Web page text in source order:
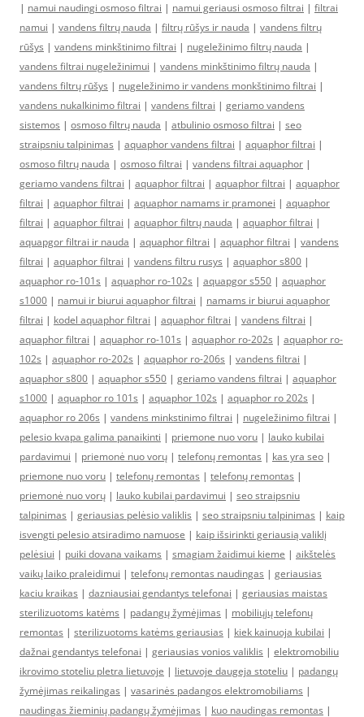
| namui naudingi osmoso filtrai | namui geriausi osmoso filtrai | filtrai
namui | vandens filtrų nauda | filtrų rūšys ir nauda | vandens filtrų
rūšys | vandens minkštinimo filtrai | nugeležinimo filtrų nauda |
vandens filtrai nugeležinimui | vandens minkštinimo filtrų nauda |
vandens filtrų rūšys | nugeležinimo ir vandens monkštinimo filtrai |
vandens nukalkinimo filtrai | vandens filtrai | geriamo vandens
sistemos | osmoso filtrų nauda | atbulinio osmoso filtrai | seo
straipsniu talpinimas | aquaphor vandens filtrai | aquaphor filtrai |
osmoso filtrų nauda | osmoso filtrai | vandens filtrai aquaphor |
geriamo vandens filtrai | aquaphor filtrai | aquaphor filtrai | aquaphor
filtrai | aquaphor filtrai | aquaphor namams ir pramonei | aquaphor
filtrai | aquaphor filtrai | aquaphor filtrų nauda | aquaphor filtrai |
aquapgor filtrai ir nauda | aquaphor filtrai | aquaphor filtrai | vandens
filtrai | aquaphor filtrai | vandens filtru rusys | aquaphor s800 |
aquaphor ro-101s | aquaphor ro-102s | aquapgor s550 | aquaphor
s1000 | namui ir biurui aquaphor filtrai | namams ir biurui aquaphor
filtrai | kodel aquaphor filtrai | aquaphor filtrai | vandens filtrai |
aquaphor filtrai | aquaphor ro-101s | aquaphor ro-202s | aquaphor ro-
102s | aquaphor ro-202s | aquaphor ro-206s | vandens filtrai |
aquaphor s800 | aquaphor s550 | geriamo vandens filtrai | aquaphor
s1000 | aquaphor ro 101s | aquaphor 102s | aquaphor ro 202s |
aquaphor ro 206s | vandens minkstinimo filtrai | nugeležinimo filtrai |
pelesio kvapa galima panaikinti | priemone nuo voru | lauko kubilai
pardavimui | priemonė nuo vorų | telefonų remontas | kas yra seo |
priemone nuo voru | telefonų remontas | telefonų remontas |
priemonė nuo vorų | lauko kubilai pardavimui | seo straipsniu
talpinimas | geriausias pelėsio valiklis | seo straipsniu talpinimas | kaip
isvengti pelesio atsiradimo namuose | kaip išsirinkti geriausią valiklį
pelėsiui | puiki dovana vaikams | smagiam žaidimui kieme | aikštelės
vaikų laiko praleidimui | telefonų remontas naudingas | geriausias
kaciu kraikas | dazniausiai gendantys telefonai | geriausias maistas
sterilizuotoms katėms | padangų žymėjimas | mobiliųjų telefonų
remontas | sterilizuotoms katėms geriausias | kiek kainuoja kubilai |
dažnai gendantys telefonai | geriausias vonios valiklis | elektromobiliu
ikrovimo stoteliu pletra lietuvoje | lietuvoje daugeja stoteliu | padangų
žymėjimas reikalingas | vasarinės padangos elektromobiliams |
naudingas žieminių padangų žymėjimas | kuo naudingas remontas |